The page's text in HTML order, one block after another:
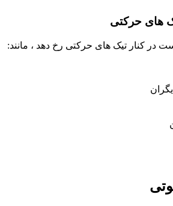
های حرکتی
در کنار تیک های حرکتی رخ دهد ، مانند: